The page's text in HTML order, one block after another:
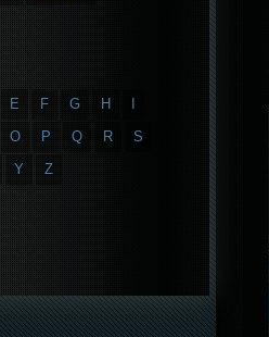
E F G H
O P Q R
S
Y Z